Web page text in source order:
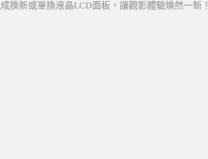
換新或單換液晶LCD面板，讓觀影體驗煥然一新！